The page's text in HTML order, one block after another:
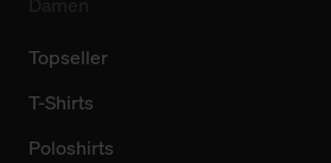
Topseller
T-Shirts
Poloshirts